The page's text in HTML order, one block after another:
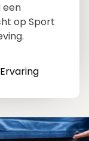
een
op Sport
Ervaring